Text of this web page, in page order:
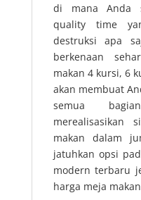
di mana Anda
quality time
destruksi apa
berkenaan
makan 4 kursi, 6
akan membuat
semua
merealisasikan
makan dalam
jatuhkan opsi
modern terbaru
harga meja